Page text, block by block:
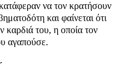
να τον κρατήσουν
και φαίνεται ότι
καρδιά του, η οποία τον
αγαπούσε.